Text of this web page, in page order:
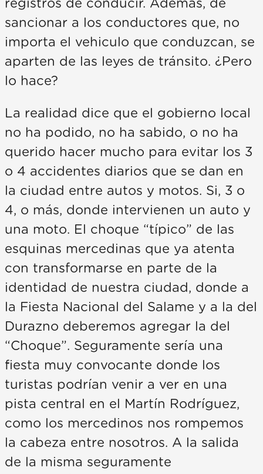
registros de conducir. Además, de
sancionar a los conductores que, no
importa el vehiculo que conduzcan, se
aparten de las leyes de tránsito. ¿Pero
lo hace?
La realidad dice que el gobierno local
no ha podido, no ha sabido, o no ha
querido hacer mucho para evitar los 3
o 4 accidentes diarios que se dan en
la ciudad entre autos y motos. Si, 3 o
4, o más, donde intervienen un auto y
una moto. El choque “típico” de las
esquinas mercedinas que ya atenta
con transformarse en parte de la
identidad de nuestra ciudad, donde a
la Fiesta Nacional del Salame y a la del
Durazno deberemos agregar la del
“Choque”. Seguramente sería una
fiesta muy convocante donde los
turistas podrían venir a ver en una
pista central en el Martín Rodríguez,
como los mercedinos nos rompemos
la cabeza entre nosotros. A la salida
de la misma seguramente